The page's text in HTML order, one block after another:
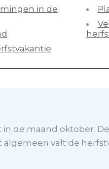
in de
de maand oktober.
valt de